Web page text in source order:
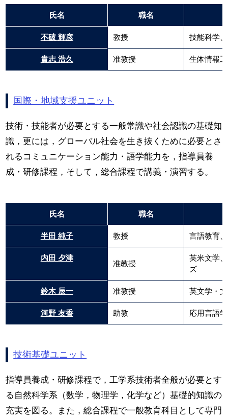
氏名 職名
不破 輝彦 教授 技能科学
貴志 浩久 准教授 生体情報
国際・地域支援ユニット
技術・技能者が必要とする一般常識や社会認識の基礎知
識，更には，グローバル社会を生き抜くために必要とさ
れるコミュニケーション能力・語学能力を，指導員養
成・研修課程，そして，総合課程で講義・演習する。
氏名 職名
半田 純子 教授 言語教育
内田 夕津
准教授
英米文学
ズ
鈴木 辰一 准教授 英文学・
河野 友香 助教 応用言語
技術基礎ユニット
指導員養成・研修課程で，工学系技術者全般が必要とす
る自然科学系（数学，物理学，化学など）基礎的知識の
充実を図る。また，総合課程で一般教育科目として専門